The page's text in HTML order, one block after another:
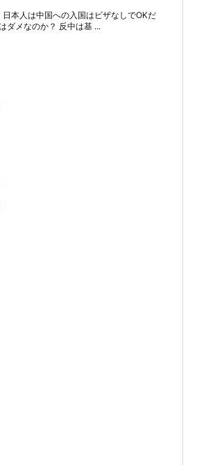
日本人は中国への入国はビザなしでOKだ
ダメなのか？ 反中は基 ...